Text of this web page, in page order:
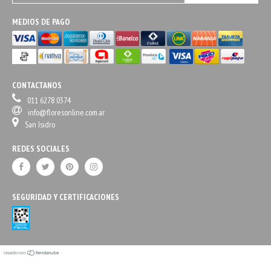
MEDIOS DE PAGO
CONTACTANOS
011 6278 0374
info@floresonline.com.ar
San Isidro
REDES SOCIALES
SEGURIDAD Y CERTIFICACIONES